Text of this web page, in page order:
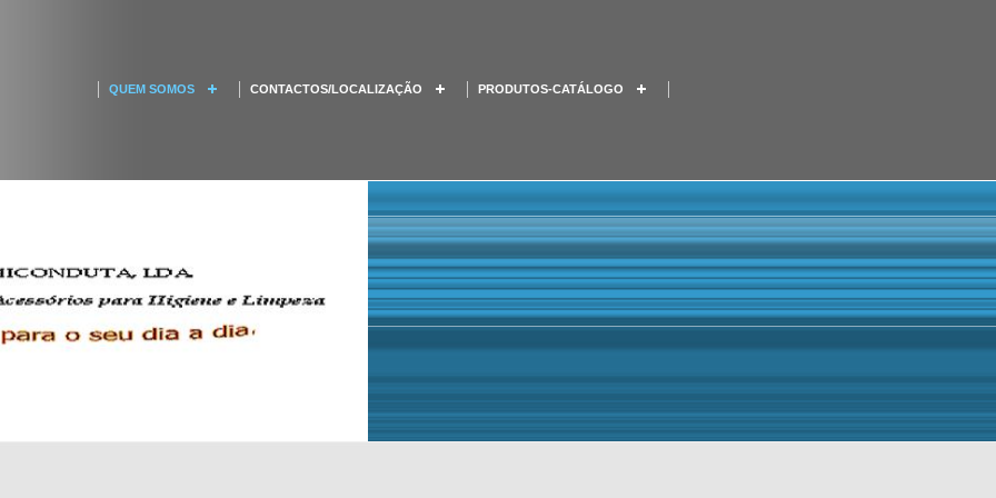
QUEM SOMOS CONTACTOS/LOCALIZAÇÃO PRODUTOS-CATÁLOGO